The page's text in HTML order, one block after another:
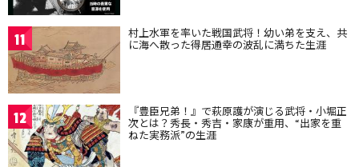
11 村上水軍を率いた戦国武将！幼い弟を支え、共
に海へ散った得居通幸の波乱に満ちた生涯
12 『豊臣兄弟！』で萩原護が演じる武将・小堀正
次とは？秀長・秀吉・家康が重用、“出家を重
ねた実務派”の生涯